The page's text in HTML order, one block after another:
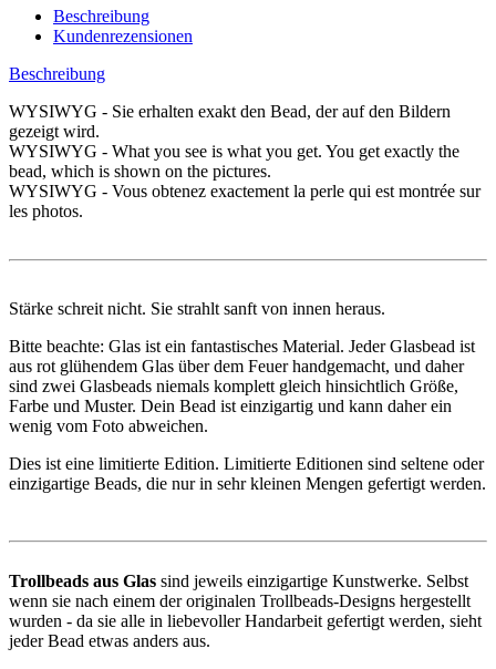
Beschreibung
Kundenrezensionen
Beschreibung
WYSIWYG - Sie erhalten exakt den Bead, der auf den Bildern
gezeigt wird.
WYSIWYG - What you see is what you get. You get exactly the
bead, which is shown on the pictures.
WYSIWYG - Vous obtenez exactement la perle qui est montrée sur
les photos.
Stärke schreit nicht. Sie strahlt sanft von innen heraus.
Bitte beachte: Glas ist ein fantastisches Material. Jeder Glasbead ist
aus rot glühendem Glas über dem Feuer handgemacht, und daher
sind zwei Glasbeads niemals komplett gleich hinsichtlich Größe,
Farbe und Muster. Dein Bead ist einzigartig und kann daher ein
wenig vom Foto abweichen.
Dies ist eine limitierte Edition. Limitierte Editionen sind seltene oder
einzigartige Beads, die nur in sehr kleinen Mengen gefertigt werden.
Trollbeads aus Glas sind jeweils einzigartige Kunstwerke. Selbst
wenn sie nach einem der originalen Trollbeads-Designs hergestellt
wurden - da sie alle in liebevoller Handarbeit gefertigt werden, sieht
jeder Bead etwas anders aus.